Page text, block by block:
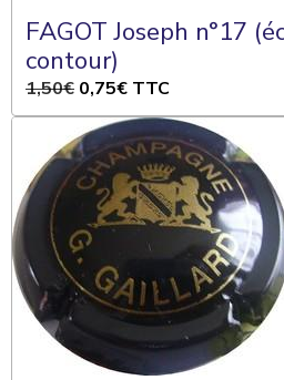
FAGOT Joseph n°17
contour)
1,50€ 0,75€ TTC